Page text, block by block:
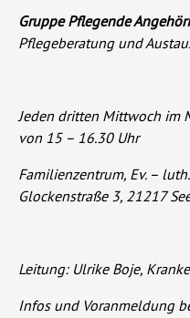
Gruppe Pflegende
Pflegeberatung und
Jeden dritten Mittwoch im
von 15 – 16.30 Uhr
Familienzentrum, Ev. –
Glockenstraße 3, 21217
Leitung: Ulrike Boje,
Infos und Voranmeldung